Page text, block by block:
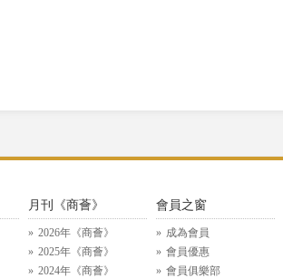
月刊《商薈》
2026年《商薈》
2025年《商薈》
2024年《商薈》
會員之窗
成為會員
會員優惠
會員俱樂部